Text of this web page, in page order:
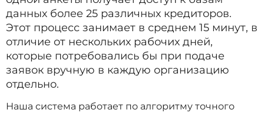
данных более 25 различных кредиторов.
Этот процесс занимает в среднем 15 минут, в
отличие от нескольких рабочих дней,
которые потребовались бы при подаче
заявок вручную в каждую организацию
отдельно.
Наша система работает по алгоритму точного